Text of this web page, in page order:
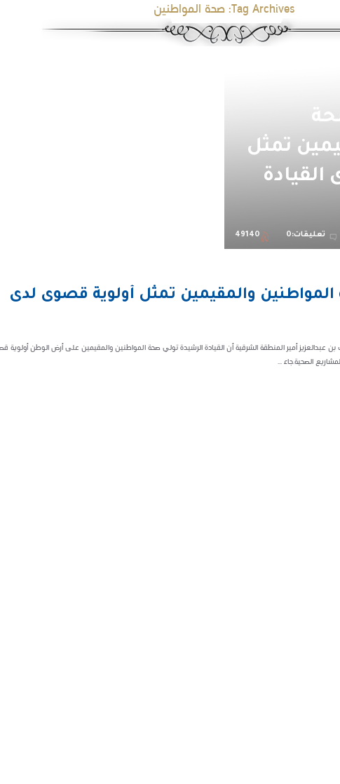
Tag Archives: صحة المواطنين
تمثل
تعليقات:0 49140
والمقيمين تمثل أولوية قصوى لدى
عبدالعزيز أمير المنطقة الشرقية أن القيادة الرشيدة تولي صحة المواطنين والمقيمين على أرض الوطن أولوية
الصحية.جاء ...